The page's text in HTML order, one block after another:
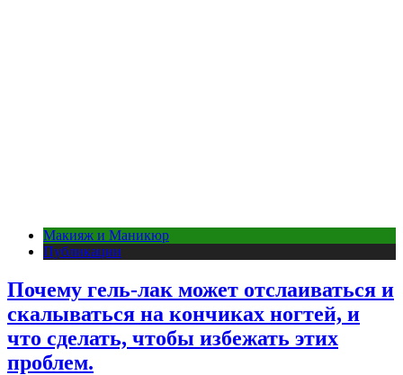
Макияж и Маникюр
Публикации
Почему гель-лак может отслаиваться и
скалываться на кончиках ногтей, и
что сделать, чтобы избежать этих
проблем.